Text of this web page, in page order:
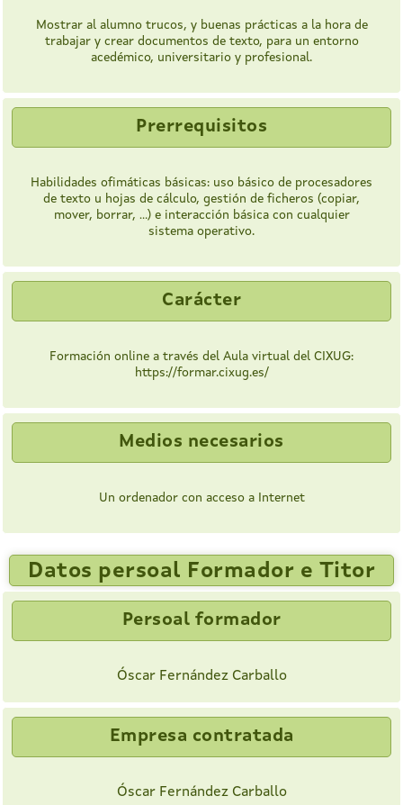
Mostrar al alumno trucos, y buenas prácticas a la hora de
trabajar y crear documentos de texto, para un entorno
acedémico, universitario y profesional.
Prerrequisitos
Habilidades ofimáticas básicas: uso básico de procesadores
de texto u hojas de cálculo, gestión de ficheros (copiar,
mover, borrar, ...) e interacción básica con cualquier
sistema operativo.
Carácter
Formación online a través del Aula virtual del CIXUG:
https://formar.cixug.es/
Medios necesarios
Un ordenador con acceso a Internet
Datos persoal Formador e Titor
Persoal formador
Óscar Fernández Carballo
Empresa contratada
Óscar Fernández Carballo